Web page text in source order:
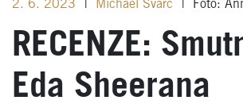
2. 6. 2023 Michael Švarc Foto:
RECENZE:
Eda Sheerana